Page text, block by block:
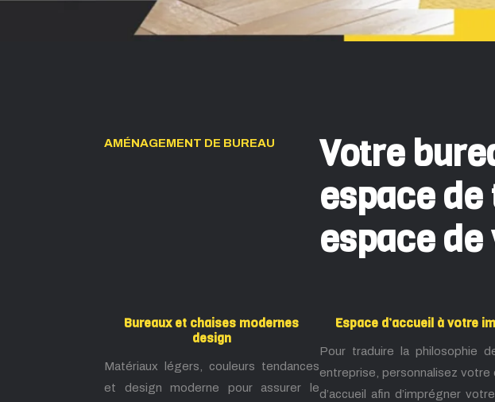
AMÉNAGEMENT DE BUREAU
Votre
espace
espace de
Bureaux et chaises modernes
design
Matériaux légers, couleurs tendances
et design moderne pour assurer le
Espace d’accueil à votre
Pour traduire la philosophie
entreprise, personnalisez votre
d’accueil afin d’imprégner